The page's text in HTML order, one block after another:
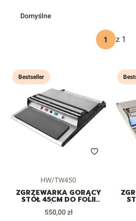
Domyślne
z 1
Bestseller
Kod produktu
HW/TW450
ZGRZEWARKA GORĄCY
STÓŁ 45CM DO FOLII
SPOŻYWCZEJ
CELOFANOWEJ
Cena
550,00 zł